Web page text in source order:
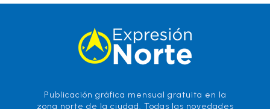
Publicación gráfica mensual gratuita en la
zona norte de la ciudad. Todas las novedades